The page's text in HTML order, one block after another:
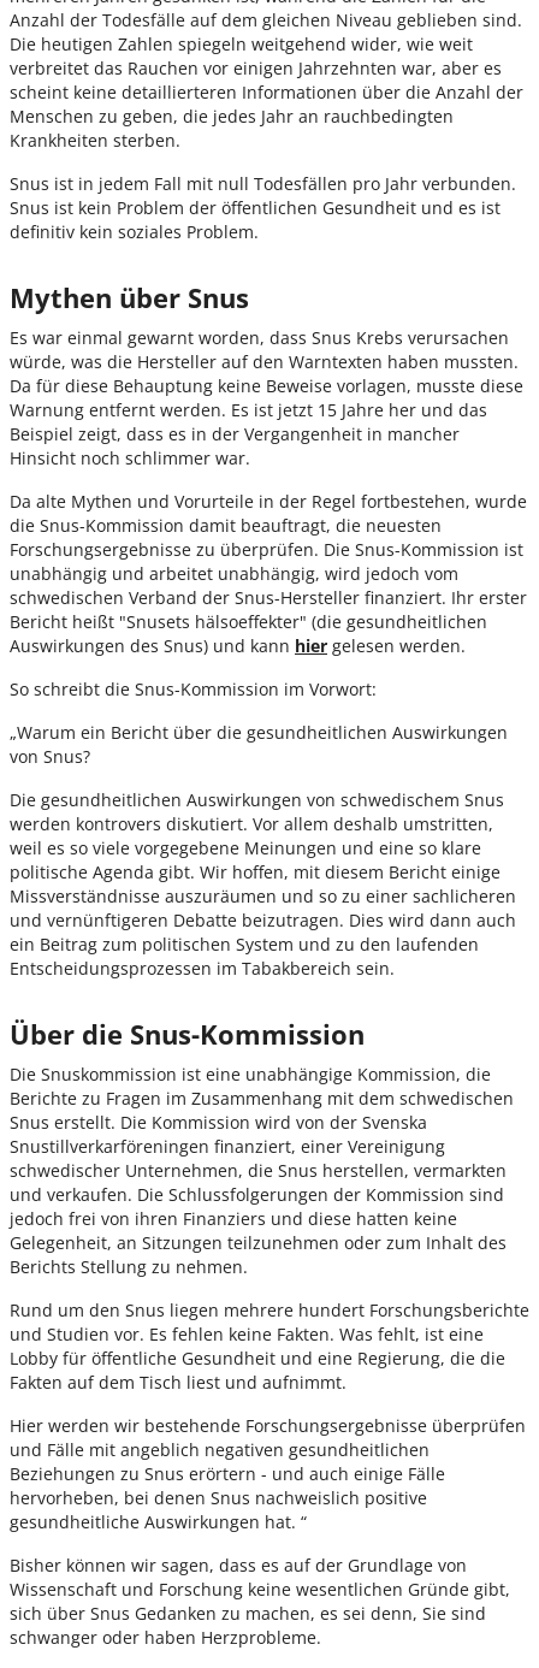
Anzahl der Todesfälle auf dem gleichen Niveau geblieben sind.
Die heutigen Zahlen spiegeln weitgehend wider, wie weit
verbreitet das Rauchen vor einigen Jahrzehnten war, aber es
scheint keine detaillierteren Informationen über die Anzahl der
Menschen zu geben, die jedes Jahr an rauchbedingten
Krankheiten sterben.
Snus ist in jedem Fall mit null Todesfällen pro Jahr verbunden.
Snus ist kein Problem der öffentlichen Gesundheit und es ist
definitiv kein soziales Problem.
Mythen über Snus
Es war einmal gewarnt worden, dass Snus Krebs verursachen
würde, was die Hersteller auf den Warntexten haben mussten.
Da für diese Behauptung keine Beweise vorlagen, musste diese
Warnung entfernt werden. Es ist jetzt 15 Jahre her und das
Beispiel zeigt, dass es in der Vergangenheit in mancher
Hinsicht noch schlimmer war.
Da alte Mythen und Vorurteile in der Regel fortbestehen, wurde
die Snus-Kommission damit beauftragt, die neuesten
Forschungsergebnisse zu überprüfen. Die Snus-Kommission ist
unabhängig und arbeitet unabhängig, wird jedoch vom
schwedischen Verband der Snus-Hersteller finanziert. Ihr erster
Bericht heißt "Snusets hälsoeffekter" (die gesundheitlichen
Auswirkungen des Snus) und kann hier gelesen werden.
So schreibt die Snus-Kommission im Vorwort:
„Warum ein Bericht über die gesundheitlichen Auswirkungen
von Snus?
Die gesundheitlichen Auswirkungen von schwedischem Snus
werden kontrovers diskutiert. Vor allem deshalb umstritten,
weil es so viele vorgegebene Meinungen und eine so klare
politische Agenda gibt. Wir hoffen, mit diesem Bericht einige
Missverständnisse auszuräumen und so zu einer sachlicheren
und vernünftigeren Debatte beizutragen. Dies wird dann auch
ein Beitrag zum politischen System und zu den laufenden
Entscheidungsprozessen im Tabakbereich sein.
Über die Snus-Kommission
Die Snuskommission ist eine unabhängige Kommission, die
Berichte zu Fragen im Zusammenhang mit dem schwedischen
Snus erstellt. Die Kommission wird von der Svenska
Snustillverkarföreningen finanziert, einer Vereinigung
schwedischer Unternehmen, die Snus herstellen, vermarkten
und verkaufen. Die Schlussfolgerungen der Kommission sind
jedoch frei von ihren Finanziers und diese hatten keine
Gelegenheit, an Sitzungen teilzunehmen oder zum Inhalt des
Berichts Stellung zu nehmen.
Rund um den Snus liegen mehrere hundert Forschungsberichte
und Studien vor. Es fehlen keine Fakten. Was fehlt, ist eine
Lobby für öffentliche Gesundheit und eine Regierung, die die
Fakten auf dem Tisch liest und aufnimmt.
Hier werden wir bestehende Forschungsergebnisse überprüfen
und Fälle mit angeblich negativen gesundheitlichen
Beziehungen zu Snus erörtern - und auch einige Fälle
hervorheben, bei denen Snus nachweislich positive
gesundheitliche Auswirkungen hat. “
Bisher können wir sagen, dass es auf der Grundlage von
Wissenschaft und Forschung keine wesentlichen Gründe gibt,
sich über Snus Gedanken zu machen, es sei denn, Sie sind
schwanger oder haben Herzprobleme.